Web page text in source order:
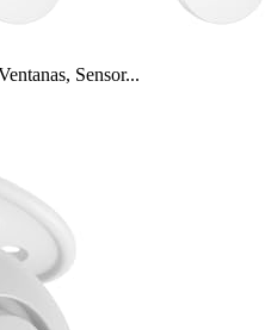
Sensor...